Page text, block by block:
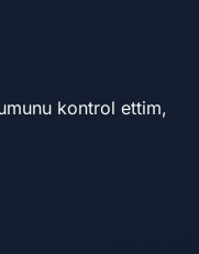
kontrol ettim,